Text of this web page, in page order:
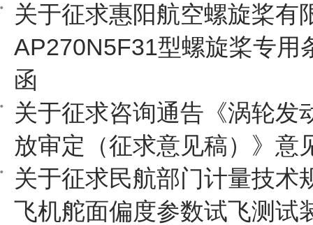
关于征求惠阳航空螺旋桨有
AP270N5F31型螺旋桨专用
函
关于征求咨询通告《涡轮发
放审定（征求意见稿）》意
关于征求民航部门计量技术
飞机舵面偏度参数试飞测试